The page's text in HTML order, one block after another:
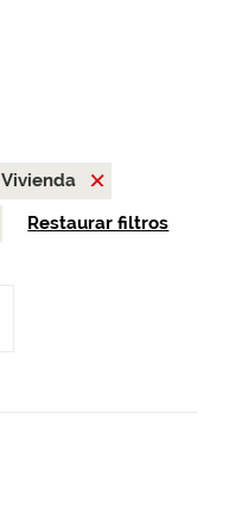
Vivienda
Restaurar filtros